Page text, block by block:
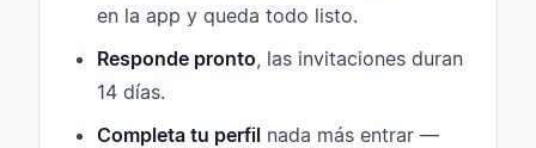
en la app y queda todo listo.
Responde pronto, las invitaciones duran
14 días.
Completa tu perfil nada más entrar —